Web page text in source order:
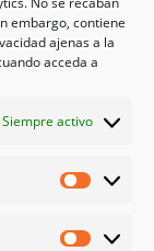
embargo, contiene
ajenas a la
acceda a
Siempre activo